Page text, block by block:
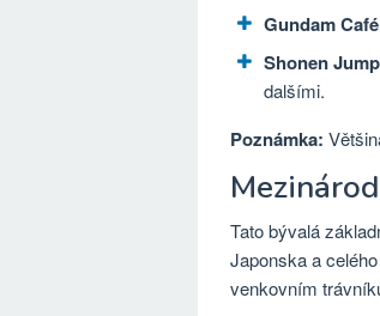
Gundam
Shonen
dalšími.
Poznámka:
Tato bývalá
Japonska a
venkovním